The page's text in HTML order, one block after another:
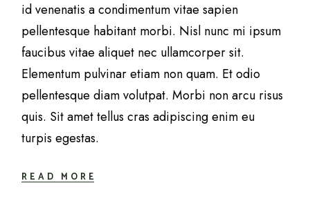
id venenatis a condimentum vitae sapien
pellentesque habitant morbi. Nisl nunc mi ipsum
faucibus vitae aliquet nec ullamcorper sit.
Elementum pulvinar etiam non quam. Et odio
pellentesque diam volutpat. Morbi non arcu risus
quis. Sit amet tellus cras adipiscing enim eu
turpis egestas.
READ MORE